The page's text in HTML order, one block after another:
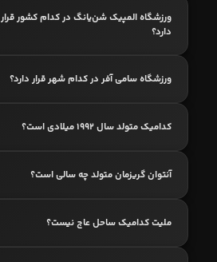
ورزشگاه المپیک شن‌یانگ در کدام کشور قرار
دارد؟
ورزشگاه سامی آفر در کدام شهر قرار دارد؟
کدامیک متولد سال 1992 میلادی است؟
آنتوان گریزمان متولد چه سالی است؟
ملیت کدامیک ساحل عاج نیست؟